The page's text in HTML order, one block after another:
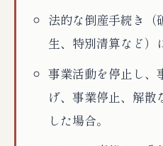
法的な倒産手続き（
生、特別清算など）
事業活動を停止し、
げ、事業停止、解散
した場合。